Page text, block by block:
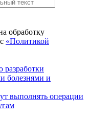
обработку
«Политикой
болезнями и
выполнять операции